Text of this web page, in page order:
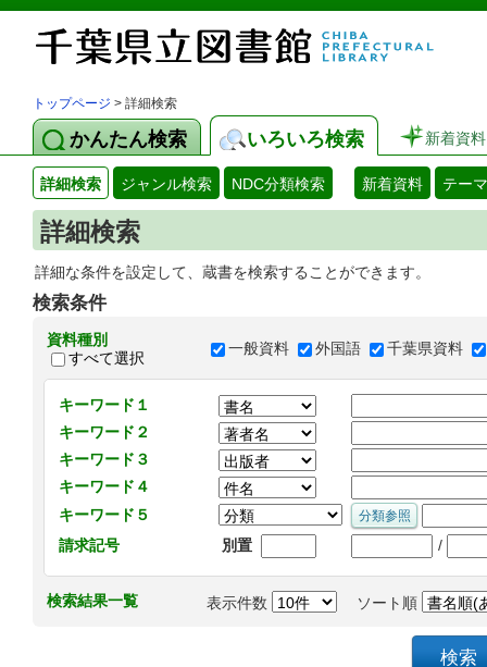
トップページ > 詳細検索
かんたん検索 いろいろ検索 新着資料
詳細検索 ジャンル検索 NDC分類検索 新着資料 テー
詳細検索
詳細な条件を設定して、蔵書を検索することができます。
検索条件
資料種別
すべて選択
一般資料 外国語 千葉県資料
キーワード１
キーワード２
キーワード３
キーワード４
キーワード５
請求記号
別置 /
検索結果一覧 表示件数 ソート順